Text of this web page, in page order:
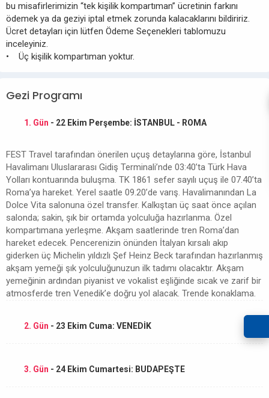
bu misafirlerimizin “tek kişilik kompartıman” ücretinin farkını
ödemek ya da geziyi iptal etmek zorunda kalacaklarını bildiririz.
Ücret detayları için lütfen Ödeme Seçenekleri tablomuzu
inceleyiniz.
• Üç kişilik kompartıman yoktur.
Gezi Programı
1. Gün - 22 Ekim Perşembe: İSTANBUL - ROMA
FEST Travel tarafından önerilen uçuş detaylarına göre, İstanbul
Havalimanı Uluslararası Gidiş Terminali’nde 03:40’ta Türk Hava
Yolları kontuarında buluşma. TK 1861 sefer sayılı uçuş ile 07.40’ta
Roma’ya hareket. Yerel saatle 09.20’de varış. Havalimanından La
Dolce Vita salonuna özel transfer. Kalkıştan üç saat önce açılan
salonda; sakin, şık bir ortamda yolculuğa hazırlanma. Özel
kompartımana yerleşme. Akşam saatlerinde tren Roma’dan
hareket edecek. Pencerenizin önünden İtalyan kırsalı akıp
giderken üç Michelin yıldızlı Şef Heinz Beck tarafından hazırlanmış
akşam yemeği şık yolculuğunuzun ilk tadımı olacaktır. Akşam
yemeğinin ardından piyanist ve vokalist eşliğinde sıcak ve zarif bir
atmosferde tren Venedik’e doğru yol alacak. Trende konaklama.
2. Gün - 23 Ekim Cuma: VENEDİK
3. Gün - 24 Ekim Cumartesi: BUDAPEŞTE